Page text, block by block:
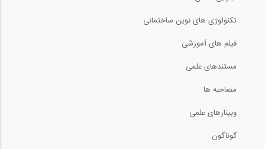
تکنولوژی های نوین ساختمانی
فیلم های آموزشی
مستندهای علمی
مصاحبه ها
وبینارهای علمی
گوناگون